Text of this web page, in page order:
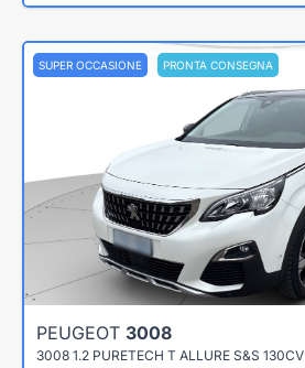
SUPER OCCASIONE PRONTA CONSEGNA
PEUGEOT 3008
3008 1.2 PURETECH T ALLURE S&S 130CV